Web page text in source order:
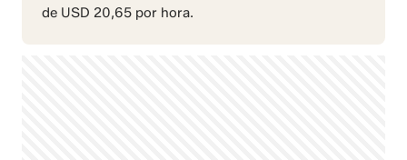
de USD 20,65 por hora.